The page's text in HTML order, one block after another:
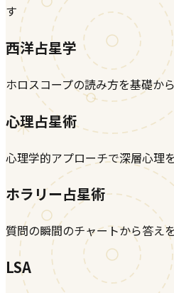
す
西洋占星学
ホロスコープの読み方を基礎か
心理占星術
心理学的アプローチで深層心理
ホラリー占星術
質問の瞬間のチャートから答え
LSA